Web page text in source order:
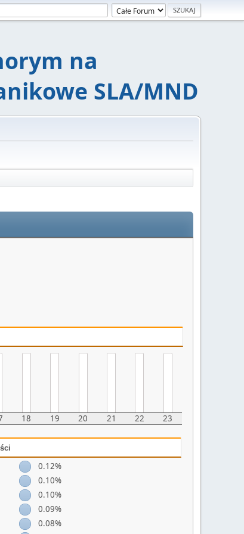
na
SLA/MND
18 19 20 21 22 23
0.12%
0.10%
0.10%
0.09%
0.08%